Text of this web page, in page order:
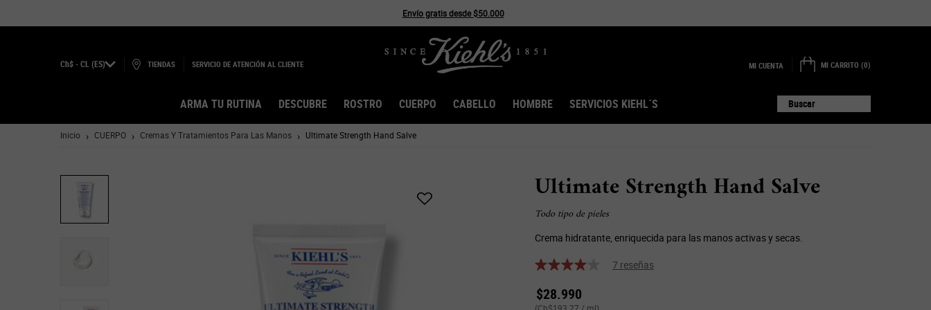
Envío gratis desde $50.000
Ch$ - CL (ES) TIENDAS SERVICIO DE ATENCIÓN AL CLIENTE MI CUENTA MI CARRITO 0
0 PRODUCTO EN EL CARRITO
ARMA TU RUTINA DESCUBRE ROSTRO CUERPO CABELLO HOMBRE SERVICIOS KIEHL´S Buscar
Inicio CUERPO Cremas Y Tratamientos Para Las Manos Ultimate Strength Hand Salve
Ultimate Strength Hand Salve
Todo tipo de pieles
Crema hidratante, enriquecida para las manos activas y secas.
7 reseñas
$28.990